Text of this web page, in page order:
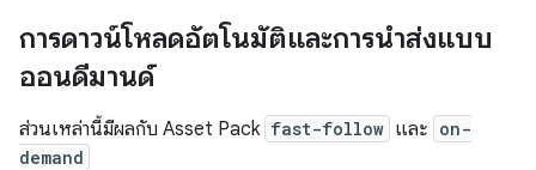
การดาวน์โหลดอัตโนมัติและการนำส่งแบบ
ออนดีมานด์
ส่วนเหล่านี้มีผลกับ Asset Pack fast-follow และ on-
demand